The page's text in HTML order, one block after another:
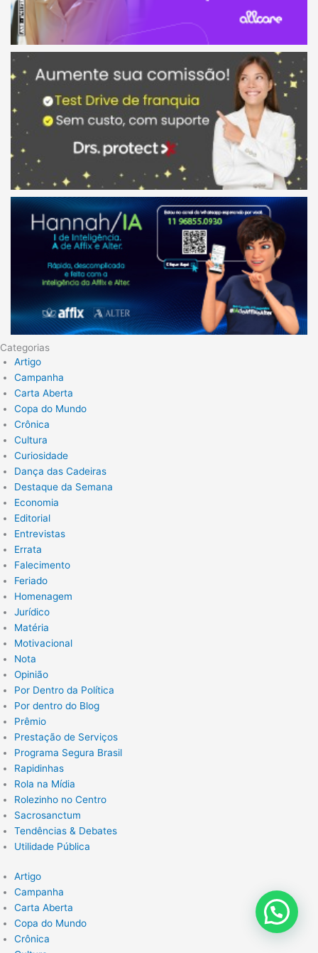
Categorias
Artigo
Campanha
Carta Aberta
Copa do Mundo
Crônica
Cultura
Curiosidade
Dança das Cadeiras
Destaque da Semana
Economia
Editorial
Entrevistas
Errata
Falecimento
Feriado
Homenagem
Jurídico
Matéria
Motivacional
Nota
Opinião
Por Dentro da Política
Por dentro do Blog
Prêmio
Prestação de Serviços
Programa Segura Brasil
Rapidinhas
Rola na Mídia
Rolezinho no Centro
Sacrosanctum
Tendências & Debates
Utilidade Pública
Artigo
Campanha
Carta Aberta
Copa do Mundo
Crônica